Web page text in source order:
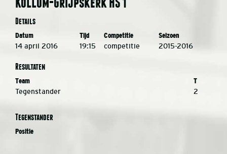
Details
Datum Tijd Competitie Seizoen
14 april 2016 19:15 competitie 2015-2016
Resultaten
Team T
Tegenstander 2
Tegenstander
Positie